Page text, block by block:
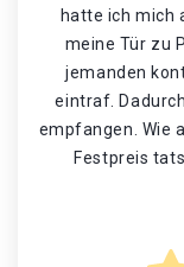
hatte ich mich
meine Tür zu
jemanden
eintraf.
empfangen. Wie
Festpreis